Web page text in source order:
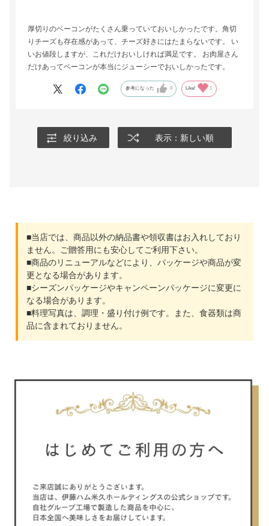
■当店では、商品以外の納品書や領収書はお入れしており
ません。ご贈答用にも安心してご利用下さい。
■商品のリニューアルなどにより、パッケージや商品が変
更となる場合があります。
■シーズンパッケージやキャンペーンパッケージに変更に
なる場合があります。
■料理写真は、調理・盛り付け例です。また、食器類は商
品に含まれておりません。
厚切りのベーコンがたくさん乗っていておいしかったです。角切
りチーズも存在感があって、チーズ好きにはたまらないです。 い
いお値段しますが、これだけおいしければ満足です。 お肉屋さん
だけあってベーコンが本当にジューシーでおいしかったです。
参考になった 0 Like! 1
絞り込み 表示：新しい順